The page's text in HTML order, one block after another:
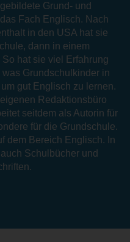
Grund- und
Fach Englisch. Nach
in den USA hat sie
dann in einem
hat sie viel Erfahrung
Grundschulkinder in
gut Englisch zu lernen.
Redaktionsbüro
seitdem als Autorin für
für die Grundschule.
dem Bereich Englisch. In
Schulbücher und